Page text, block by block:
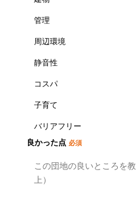
管理
周辺環境
静音性
コスパ
子育て
バリアフリー
良かった点 必須